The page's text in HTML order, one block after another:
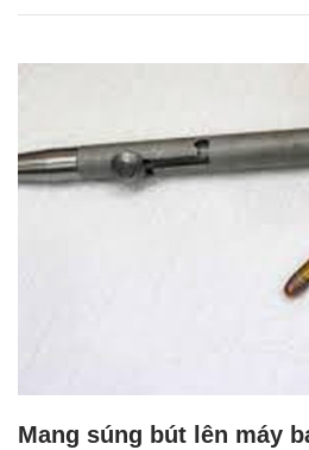
Mang súng bút lên máy